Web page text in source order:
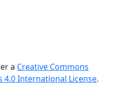
a Creative Commons
International License.